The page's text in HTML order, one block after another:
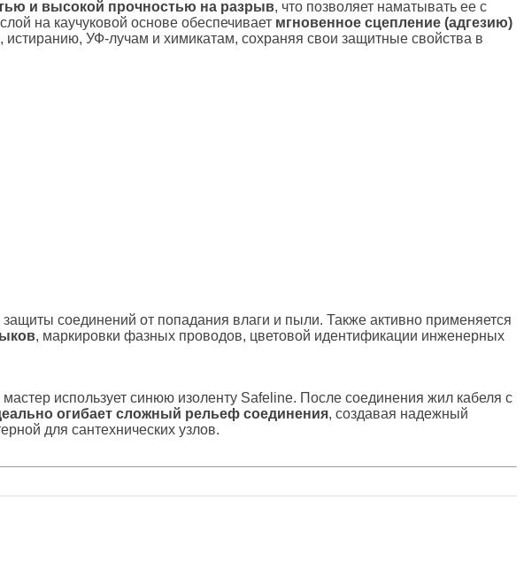
и высокой прочностью на разрыв, что позволяет наматывать ее с
на каучуковой основе обеспечивает мгновенное сцепление (адгезию)
УФ-лучам и химикатам, сохраняя свои защитные свойства в
защиты соединений от попадания влаги и пыли. Также активно применяется
, маркировки фазных проводов, цветовой идентификации инженерных
использует синюю изоленту Safeline. После соединения жил кабеля с
огибает сложный рельеф соединения, создавая надежный
для сантехнических узлов.